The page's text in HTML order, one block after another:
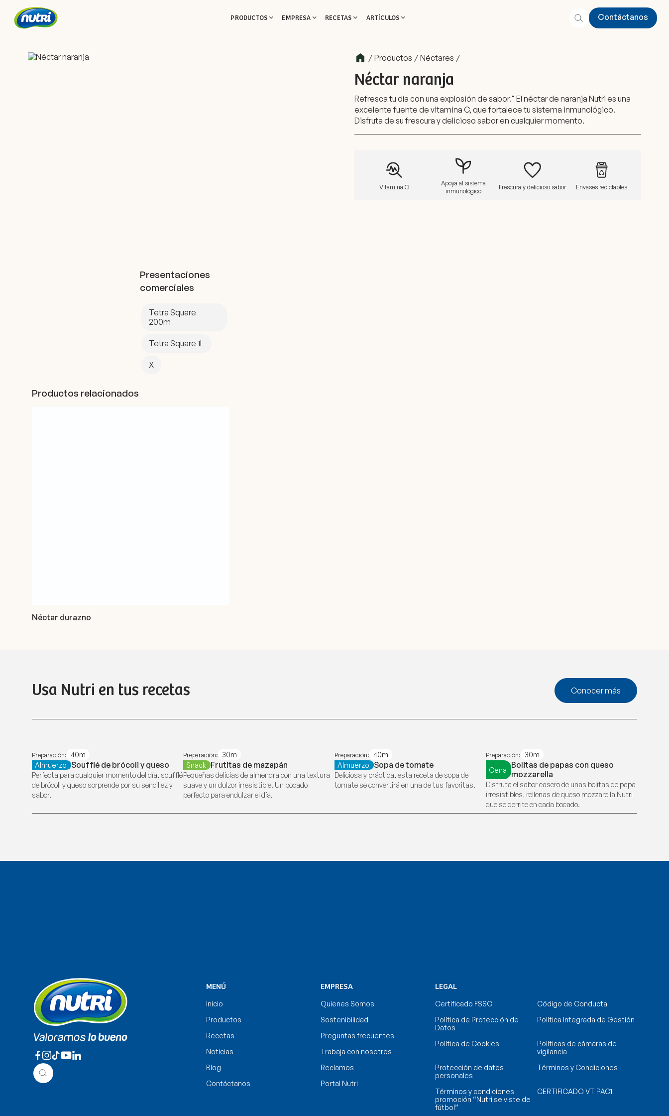
PRODUCTOS EMPRESA RECETAS ARTÍCULOS Contáctanos
/ Productos / Néctares /
Néctar naranja
Refresca tu día con una explosión de sabor." El néctar de naranja Nutri es una
excelente fuente de vitamina C, que fortalece tu sistema inmunológico.
Disfruta de su frescura y delicioso sabor en cualquier momento.
Vitamina C
Apoya al sistema
inmunológico
Frescura y delicioso sabor Envases reciclables
Presentaciones
comerciales
Tetra Square
200m
Tetra Square 1L
X
Productos relacionados
Néctar durazno
Usa Nutri en tus recetas Conocer más
Preparación: 40m
Almuerzo
Soufflé de brócoli y queso
Perfecta para cualquier momento del día, soufflé
de brócoli y queso sorprende por su sencillez y
sabor.
Preparación:
30m
Snack
Frutitas de mazapán
Pequeñas delicias de almendra con una textura
suave y un dulzor irresistible. Un bocado
perfecto para endulzar el día.
Preparación: 40m
Almuerzo
Sopa de tomate
Deliciosa y práctica, esta receta de sopa de
tomate se convertirá en una de tus favoritas.
Preparación:
30m
Cena
Bolitas de papas con queso
mozzarella
Disfruta el sabor casero de unas bolitas de papa
irresistibles, rellenas de queso mozzarella Nutri
que se derrite en cada bocado.
MENÚ
Inicio
Productos
Recetas
Noticias
Blog
Contáctanos
EMPRESA
Quienes Somos
Sostenibilidad
Preguntas frecuentes
Trabaja con nosotros
Reclamos
Portal Nutri
LEGAL
Certificado FSSC
Código de Conducta
Política de Protección de
Datos
Política Integrada de Gestión
Política de Cookies
Políticas de cámaras de
vigilancia
Protección de datos
personales
Términos y Condiciones
Términos y condiciones
promoción “Nutri se viste de
fútbol”
CERTIFICADO VT PAC1